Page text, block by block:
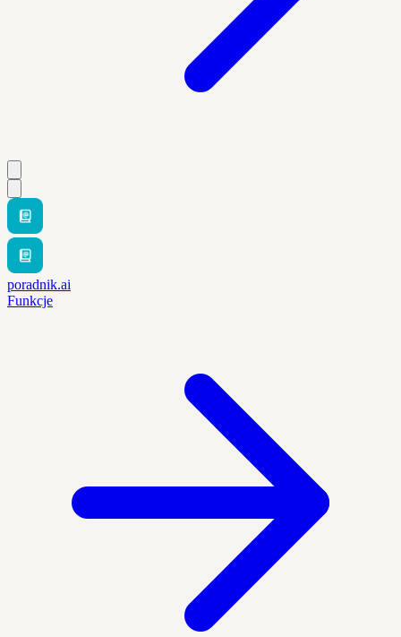
poradnik.ai
Funkcje